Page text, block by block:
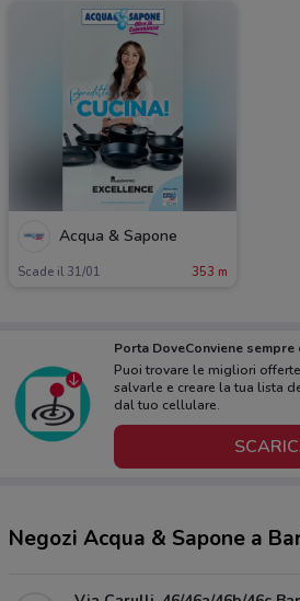
Acqua & Sapone
Scade il 31/01 353 m
Porta DoveConviene sempre
Puoi trovare le migliori
salvarle e creare la tua lista
dal tuo cellulare.
Negozi Acqua & Sapone a